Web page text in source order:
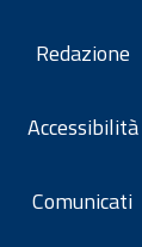
Redazione
Accessibilità
Comunicati